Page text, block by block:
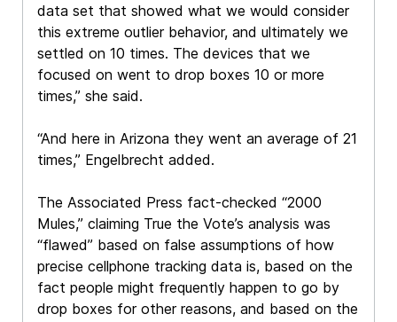
data set that showed what we would consider
this extreme outlier behavior, and ultimately we
settled on 10 times. The devices that we
focused on went to drop boxes 10 or more
times,” she said.
“And here in Arizona they went an average of 21
times,” Engelbrecht added.
The Associated Press fact-checked “2000
Mules,” claiming True the Vote’s analysis was
“flawed” based on false assumptions of how
precise cellphone tracking data is, based on the
fact people might frequently happen to go by
drop boxes for other reasons, and based on the